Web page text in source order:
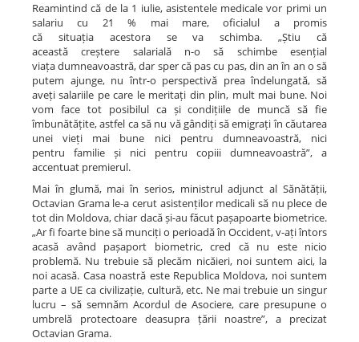
Reamintind că de la 1 iulie, asistentele medicale vor primi un
salariu cu 21 % mai mare, oficialul a promis
că situația acestora se va schimba. „Știu că
această creștere salarială n-o să schimbe esențial
viața dumneavoastră, dar sper că pas cu pas, din an în an o să
putem ajunge, nu într-o perspectivă prea îndelungată, să
aveți salariile pe care le meritați din plin, mult mai bune. Noi
vom face tot posibilul ca și condițiile de muncă să fie
îmbunătățite, astfel ca să nu vă gândiți să emigrați în căutarea
unei vieți mai bune nici pentru dumneavoastră, nici
pentru familie și nici pentru copiii dumneavoastră”, a
accentuat premierul.
Mai în glumă, mai în serios, ministrul adjunct al Sănătății,
Octavian Grama le-a cerut asistenților medicali să nu plece de
tot din Moldova, chiar dacă și-au făcut pașapoarte biometrice.
„Ar fi foarte bine să munciți o perioadă în Occident, v-ați întors
acasă având pașaport biometric, cred că nu este nicio
problemă. Nu trebuie să plecăm nicăieri, noi suntem aici, la
noi acasă. Casa noastră este Republica Moldova, noi suntem
parte a UE ca civilizație, cultură, etc. Ne mai trebuie un singur
lucru – să semnăm Acordul de Asociere, care presupune o
umbrelă protectoare deasupra țării noastre”, a precizat
Octavian Grama.